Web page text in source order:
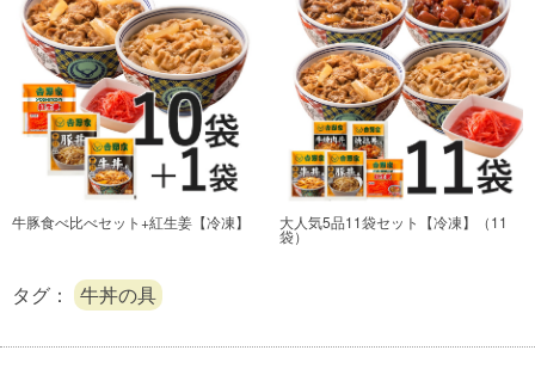
牛豚食べ比べセット+紅生姜【冷凍】 大人気5品11袋セット【冷凍】 （11
袋）
タグ： 牛丼の具